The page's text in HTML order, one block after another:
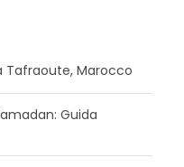
Tafraoute, Marocco
Guida